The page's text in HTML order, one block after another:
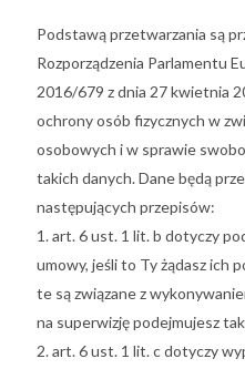
Podstawą przetwarzania są
Rozporządzenia Parlamentu
2016/679 z dnia 27 kwietnia
ochrony osób fizycznych w
osobowych i w sprawie
takich danych. Dane będą
następujących przepisów:
1. art. 6 ust. 1 lit. b dotyczy
umowy, jeśli to Ty żądasz ich
te są związane z
na superwizję podejmujesz
2. art. 6 ust. 1 lit. c dotyczy